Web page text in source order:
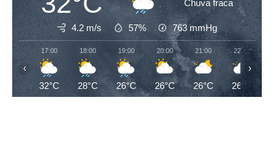
Chuva fraca
4.2 m/s 57% 763mmHg
17:00
32°C
18:00
28°C
19:00
26°C
20:00
26°C
21:00
26°C
22:00
26°C
‹ ›